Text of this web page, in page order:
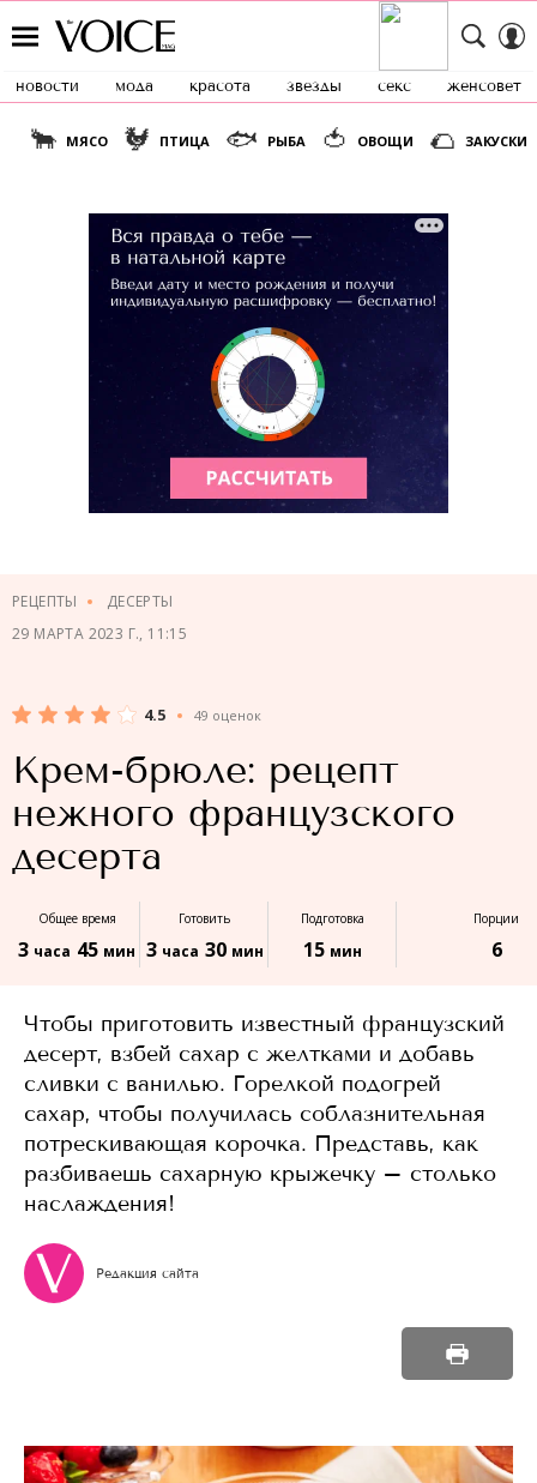
новости мода красота звезды секс женсовет
🐂 МЯСО 🐓 ПТИЦА 🐟 РЫБА 🍅 ОВОЩИ 🌮 ЗАКУСКИ
РЕЦЕПТЫ
ДЕСЕРТЫ
29 МАРТА 2023 Г., 11:15
4.5 49 оценок
Крем-брюле: рецепт
нежного французского
десерта
Общее время
3 часа 45 мин
Готовить
3 часа 30 мин
Подготовка
15 мин
Порции
6
Чтобы приготовить известный французский
десерт, взбей сахар с желтками и добавь
сливки с ванилью. Горелкой подогрей
сахар, чтобы получилась соблазнительная
потрескивающая корочка. Представь, как
разбиваешь сахарную крыжечку – столько
наслаждения!
Редакция сайта